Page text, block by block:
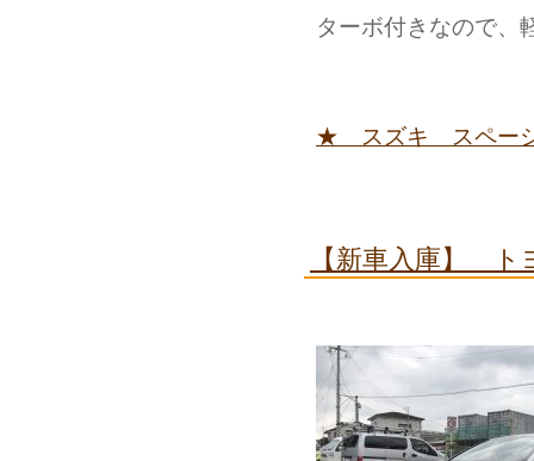
ターボ付きなので、
★ スズキ スペー
【新車入庫】